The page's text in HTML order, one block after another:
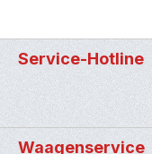
Service-Hotline
Waagenservice